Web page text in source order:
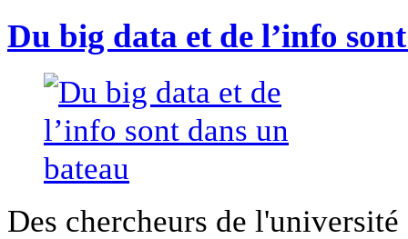
Du big data et de l’info
Des chercheurs de